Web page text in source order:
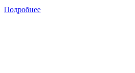
Подробнее